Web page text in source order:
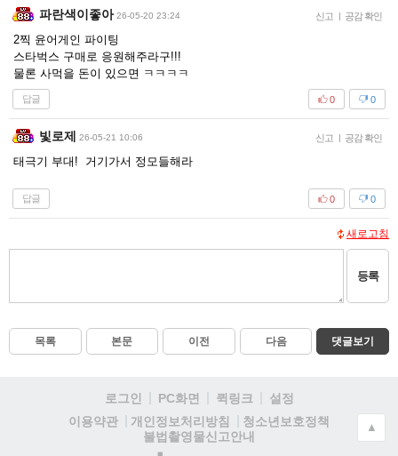
파란색이좋아 26-05-20 23:24 신고 | 공감 확인
2찍 윤어게인 파이팅
스타벅스 구매로 응원해주라구!!!
물론 사먹을 돈이 있으면 ㅋㅋㅋㅋ
답글 0
0
빛로제 26-05-21 10:06 신고 | 공감 확인
태극기 부대! 거기가서 정모들해라
답글 0
0
새로고침
등록
목록 본문 이전 다음 댓글보기
로그인 PC화면 퀵링크
설정
이용약관
개인정보처리방침
청소년보호정책
불법촬영물신고안내
▲